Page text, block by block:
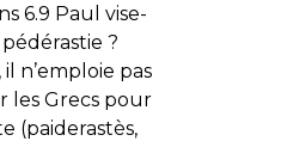
6.9 Paul vise-
?
n’emploie pas
les Grecs pour
(paiderastès,